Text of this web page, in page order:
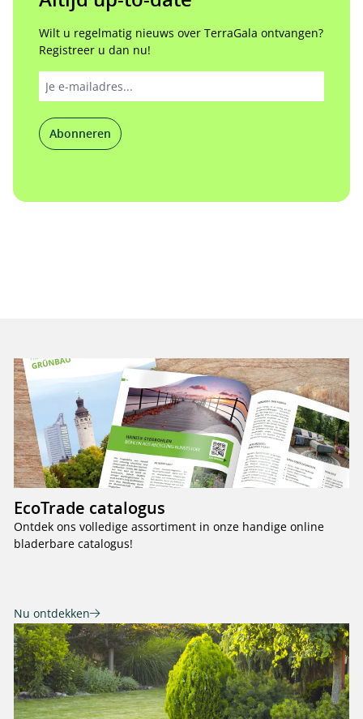
Wilt u regelmatig nieuws over TerraGala ontvangen?
Registreer u dan nu!
Abonneren
EcoTrade catalogus
Ontdek ons volledige assortiment in onze handige online
bladerbare catalogus!
Nu ontdekken